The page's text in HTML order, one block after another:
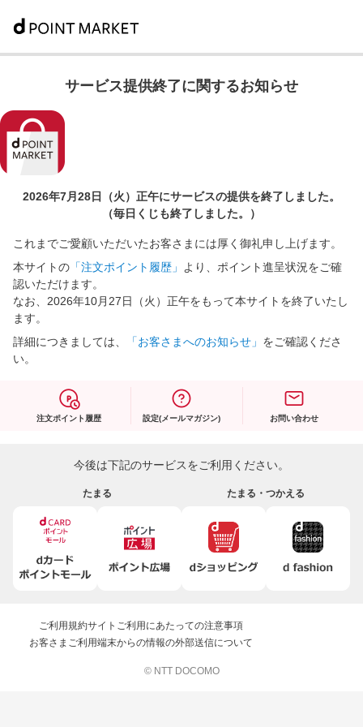
サービス提供終了に関するお知らせ
2026年7月28日（火）正午にサービスの提供を終了しました。
（毎日くじも終了しました。）
これまでご愛顧いただいたお客さまには厚く御礼申し上げます。
本サイトの 「注文ポイント履歴」
より、ポイント進呈状況をご確
認いただけます。
なお、2026年10月27日（火）正午をもって本サイトを終了いたし
ます。
詳細につきましては、
「お客さまへのお知らせ」 をご確認くださ
い。
注文ポイント履歴 設定(メールマガジン) お問い合わせ
今後は下記のサービスをご利用ください。
たまる たまる・つかえる
ご利用規約サイトご利用にあたっての注意事項
お客さまご利用端末からの情報の外部送信について
© NTT DOCOMO